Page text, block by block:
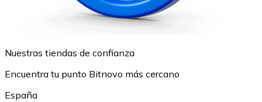
Nuestras tiendas de confianza
Encuentra tu punto Bitnovo más cercano
España